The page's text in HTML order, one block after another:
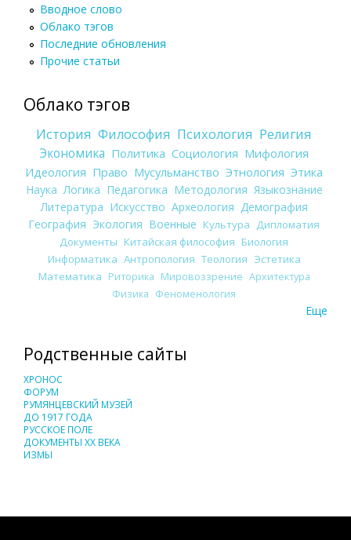
Вводное слово
Облако тэгов
Последние обновления
Прочие статьи
Облако тэгов
История Философия Психология Религия
Экономика Политика Социология Мифология
Идеология Право Мусульманство Этнология Этика
Наука Логика Педагогика Методология Языкознание
Литература Искусство Археология Демография
География Экология Военные Культура
Дипломатия
Документы Китайская философия Биология
Информатика Антропология Теология Эстетика
Математика Риторика Мировоззрение Архитектура
Физика Феноменология
Еще
Родственные сайты
ХРОНОС
ФОРУМ
РУМЯНЦЕВСКИЙ МУЗЕЙ
ДО 1917 ГОДА
РУССКОЕ ПОЛЕ
ДОКУМЕНТЫ XX ВЕКА
ИЗМЫ